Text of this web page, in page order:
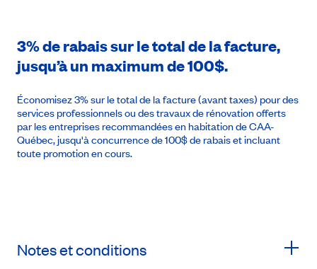
3% de rabais sur le total de la facture,
jusqu’à un maximum de 100$.
Économisez 3% sur le total de la facture (avant taxes) pour des
services professionnels ou des travaux de rénovation offerts
par les entreprises recommandées en habitation de CAA-
Québec, jusqu'à concurrence de 100$ de rabais et incluant
toute promotion en cours.
Notes et conditions